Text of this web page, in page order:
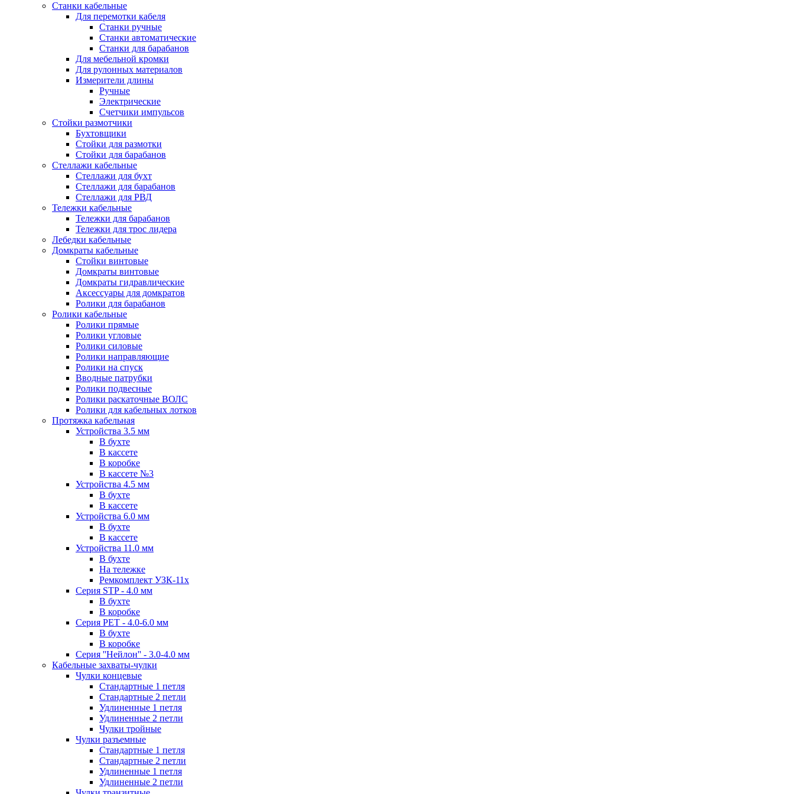
Станки кабельные
Для перемотки кабеля
Станки ручные
Станки автоматические
Станки для барабанов
Для мебельной кромки
Для рулонных материалов
Измерители длины
Ручные
Электрические
Счетчики импульсов
Стойки размотчики
Бухтовщики
Стойки для размотки
Стойки для барабанов
Стеллажи кабельные
Стеллажи для бухт
Стеллажи для барабанов
Стеллажи для РВД
Тележки кабельные
Тележки для барабанов
Тележки для трос лидера
Лебедки кабельные
Домкраты кабельные
Стойки винтовые
Домкраты винтовые
Домкраты гидравлические
Аксессуары для домкратов
Ролики для барабанов
Ролики кабельные
Ролики прямые
Ролики угловые
Ролики силовые
Ролики направляющие
Ролики на спуск
Вводные патрубки
Ролики подвесные
Ролики раскаточные ВОЛС
Ролики для кабельных лотков
Протяжка кабельная
Устройства 3.5 мм
В бухте
В кассете
В коробке
В кассете №3
Устройства 4.5 мм
В бухте
В кассете
Устройства 6.0 мм
В бухте
В кассете
Устройства 11.0 мм
В бухте
На тележке
Ремкомплект УЗК-11х
Серия STP - 4.0 мм
В бухте
В коробке
Серия PET - 4.0-6.0 мм
В бухте
В коробке
Серия ''Нейлон'' - 3.0-4.0 мм
Кабельные захваты-чулки
Чулки концевые
Стандартные 1 петля
Стандартные 2 петли
Удлиненные 1 петля
Удлиненные 2 петли
Чулки тройные
Чулки разъемные
Стандартные 1 петля
Стандартные 2 петли
Удлиненные 1 петля
Удлиненные 2 петли